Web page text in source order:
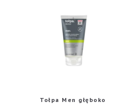
Tołpa Men głęboko